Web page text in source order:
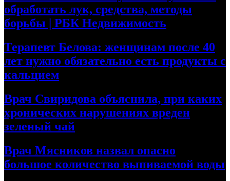
обработать лук, средства, методы
борьбы | РБК Недвижимость
Терапевт Белова: женщинам после 40
лет нужно обязательно есть продукты с
кальцием
Врач Свиридова объяснила, при каких
хронических нарушениях вреден
зеленый чай
Врач Мясников назвал опасно
большое количество выпиваемой воды